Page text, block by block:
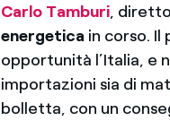
Carlo Tamburi,
energetica in corso. Il
opportunità l’Italia, e
importazioni sia di
bolletta, con un